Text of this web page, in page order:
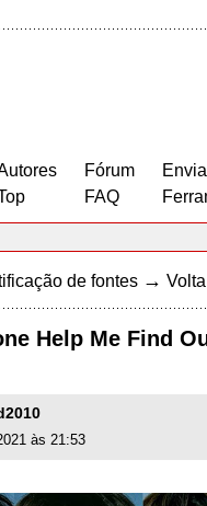
Fórum
FAQ
de fontes →
Help Me Find
às 21:53